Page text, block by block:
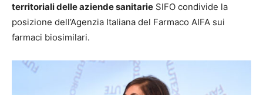
territoriali delle aziende sanitarie SIFO condivide la
posizione dell’Agenzia Italiana del Farmaco AIFA sui
farmaci biosimilari.